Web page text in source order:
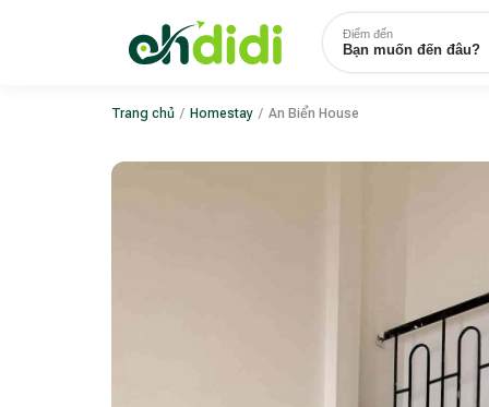
Điểm đến
Bạn muốn đến đâu?
Trang chủ / Homestay / An Biển House